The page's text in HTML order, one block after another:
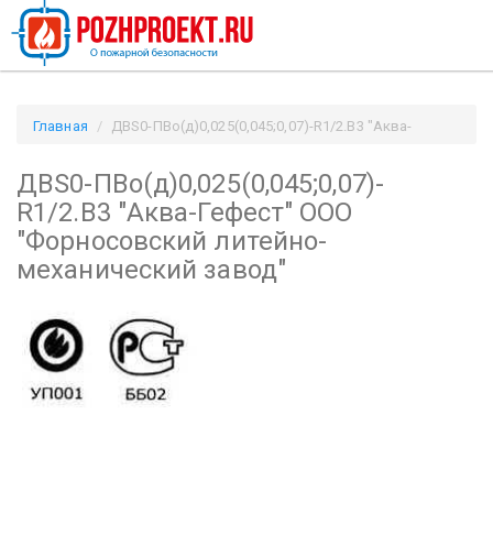
Главная
ДВS0-ПВо(д)0,025(0,045;0,07)-R1/2.В3 "Аква-
Pozhproekt.ru
ДВS0-ПВо(д)0,025(0,045;0,07)-
R1/2.В3 "Аква-Гефест" ООО
"Форносовский литейно-
механический завод"